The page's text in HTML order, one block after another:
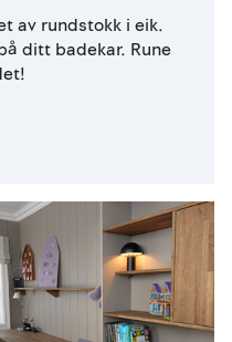
av rundstokk i eik.
ditt badekar. Rune